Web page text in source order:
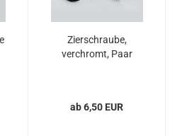
Zierschraube,
verchromt, Paar
ab 6,50 EUR